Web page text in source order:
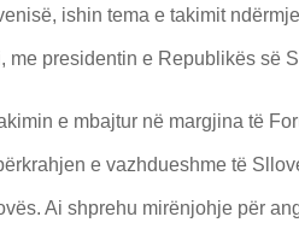
ishin tema e takimit
me presidentin e Republikës së
e mbajtur në margjina të
e vazhdueshme të
Ai shprehu mirënjohje për